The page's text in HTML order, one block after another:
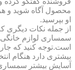
محصول آگاه شوید و
او بپرسید.
از جمله نکات دیگری
سمساری لوازم خانگی
است.توجه کنید که
بیشتری دارد هنگام
آسایش بیشتر